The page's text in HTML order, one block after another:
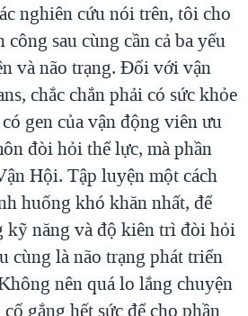
nghiên cứu nói trên, tôi cho
sau cùng cần cả ba yếu
và não trạng. Đối với vận
chắc chắn phải có sức khỏe
gen của vận động viên ưu
đòi hỏi thể lực, mà phần
Hội. Tập luyện một cách
huống khó khăn nhất, để
kỹ năng và độ kiên trì đòi hỏi
cùng là não trạng phát triển
nên quá lo lắng chuyện
gắng hết sức để cho phần